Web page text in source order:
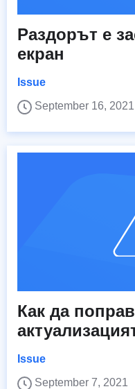
Раздорът е
екран
Issue
September 16, 2021
Как да
Issue
September 7, 2021